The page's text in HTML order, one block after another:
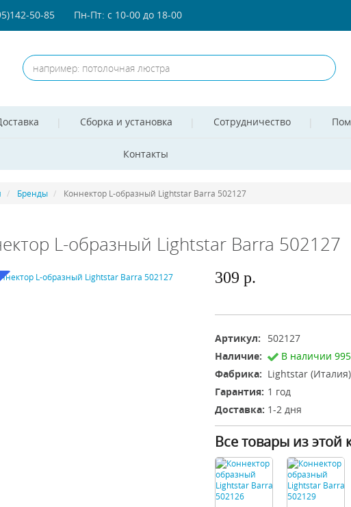
50-85 Пн-Пт: с 10-00 до 18-00
Сборка и установка Сотрудничество
Контакты
Бренды Коннектор L-образный Lightstar Barra 502127
L-образный Lightstar Barra 502127
309 р.
Артикул:
502127
Наличие:
В наличии
Фабрика: Lightstar (Италия)
Гарантия: 1 год
Доставка: 1-2 дня
Все товары из этой